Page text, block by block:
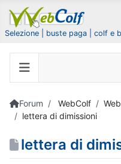
Selezione | buste paga | colf e
Forum WebColf
lettera di dimissioni
lettera di